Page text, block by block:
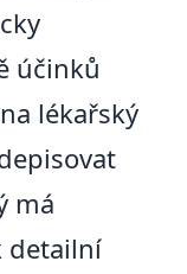
účinků
lékařský
má
detailní